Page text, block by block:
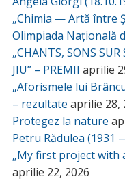
„Chimia — Artă între
Olimpiada Națională
„CHANTS, SONS SUR
JIU” – PREMII aprilie
„Aforismele lui
– rezultate aprilie 28,
Protegez la nature
Petru Rădulea (1931
„My first project with
aprilie 22, 2026